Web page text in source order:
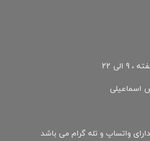
اسماعیلی
واتساپ و تله گرام می باشد